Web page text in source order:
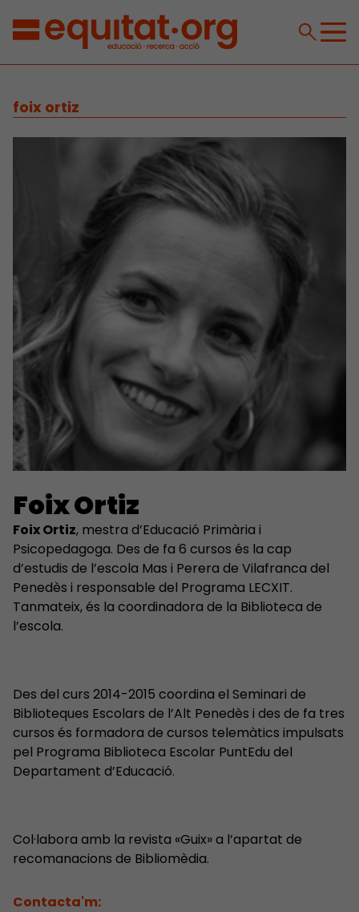
foix ortiz
Foix Ortiz
Foix Ortiz, mestra d’Educació Primària i
Psicopedagoga. Des de fa 6 cursos és la cap
d’estudis de l’escola Mas i Perera de Vilafranca del
Penedès i responsable del Programa LECXIT.
Tanmateix, és la coordinadora de la Biblioteca de
l’escola.
Des del curs 2014-2015 coordina el Seminari de
Biblioteques Escolars de l’Alt Penedès i des de fa tres
cursos és formadora de cursos telemàtics impulsats
pel Programa Biblioteca Escolar PuntEdu del
Departament d’Educació.
Col·labora amb la revista «Guix» a l’apartat de
recomanacions de Bibliomèdia.
Contacta'm: